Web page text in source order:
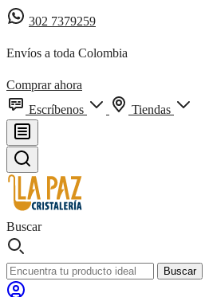
302 7379259
Envíos a toda Colombia
Comprar ahora
Escríbenos
Tiendas
Buscar
Buscar